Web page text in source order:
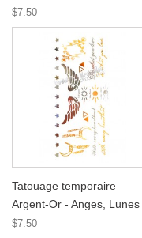
$7.50
Tatouage temporaire
Argent-Or - Anges, Lunes
$7.50